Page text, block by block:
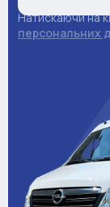
Натискаючи на
персональних